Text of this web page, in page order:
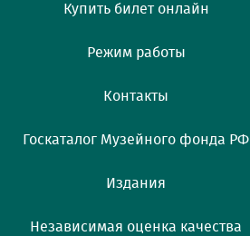
Купить билет онлайн
Режим работы
Контакты
Госкаталог Музейного фонда РФ
Издания
Независимая оценка качества